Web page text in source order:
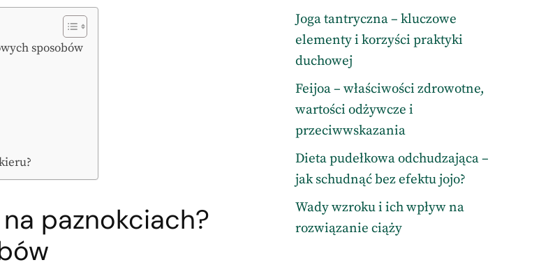
sposobów
paznokciach?
Joga tantryczna – kluczowe
elementy i korzyści praktyki
duchowej
Feijoa – właściwości zdrowotne,
wartości odżywcze i
przeciwwskazania
Dieta pudełkowa odchudzająca –
jak schudnąć bez efektu jojo?
Wady wzroku i ich wpływ na
rozwiązanie ciąży